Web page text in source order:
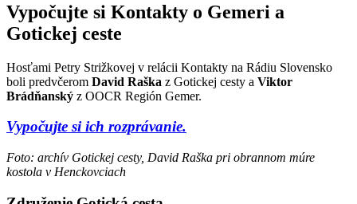
Vypočujte si Kontakty o Gemeri a
Gotickej ceste
Hosťami Petry Strižkovej v relácii Kontakty na Rádiu Slovensko
boli predvčerom David Raška z Gotickej cesty a Viktor
Brádňanský z OOCR Región Gemer.
Vypočujte si ich rozprávanie.
Foto: archív Gotickej cesty, David Raška pri obrannom múre
kostola v Henckovciach